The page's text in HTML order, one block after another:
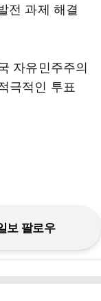
전 과제 해결
자유민주주의
극적인 투표
보 팔로우